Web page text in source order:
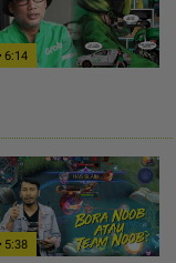
6:14
5:38